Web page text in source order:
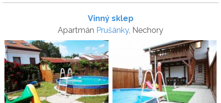
Vinný sklep
Apartmán Prušánky, Nechory